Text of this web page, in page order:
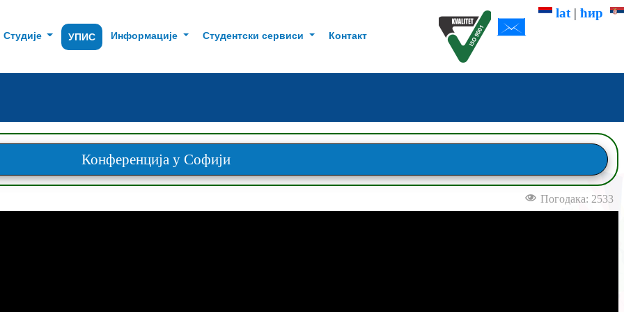
Студије УПИС Информације Студентски сервиси Контакт
lat| ћир
Конференција у Софији
Погодака: 2533